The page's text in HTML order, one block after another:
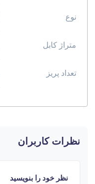
نوع
متراژ کابل
تعداد پریز
نظرات کاربران